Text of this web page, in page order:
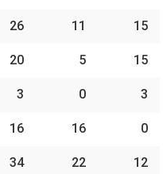
26 11 15
20 5 15
3 0 3
16 16 0
34 22 12